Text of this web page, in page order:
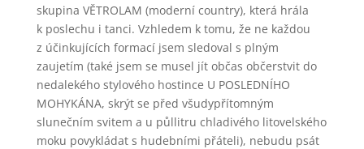
skupina VĚTROLAM (moderní country), která hrála
k poslechu i tanci. Vzhledem k tomu, že ne každou
z účinkujících formací jsem sledoval s plným
zaujetím (také jsem se musel jít občas občerstvit do
nedalekého stylového hostince U POSLEDNÍHO
MOHYKÁNA, skrýt se před všudypřítomným
slunečním svitem a u půllitru chladivého litovelského
moku povykládat s hudebními přáteli), nebudu psát